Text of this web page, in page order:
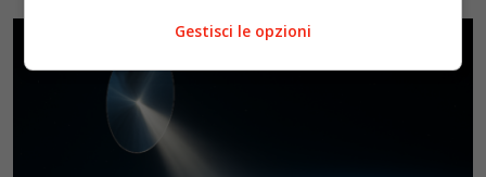
Gestisci le opzioni